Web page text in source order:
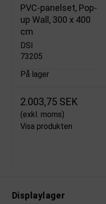
PVC-panelset, Pop-
up Wall, 300 x 400
cm
DSI
73205
På lager
2.003,75 SEK
(exkl. moms)
Visa produkten
Displaylager